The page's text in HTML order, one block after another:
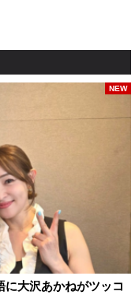
大沢あかねがツッコ
NEW